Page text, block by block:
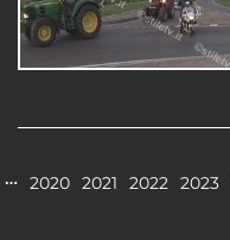
… 2020 2021 2022 2023